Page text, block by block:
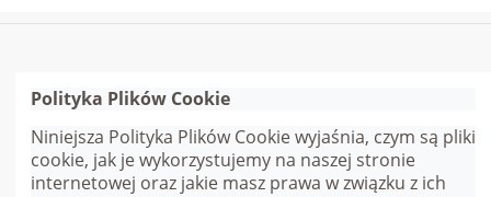
Skontaktuj się z nami
Polityka Plików Cookie
Niniejsza Polityka Plików Cookie wyjaśnia, czym są pliki
cookie, jak je wykorzystujemy na naszej stronie
internetowej oraz jakie masz prawa w związku z ich